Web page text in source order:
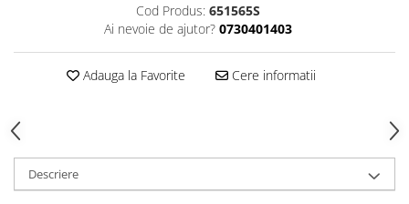
Cod Produs: 651565S
Ai nevoie de ajutor? 0730401403
Adauga la Favorite Cere informatii
Descriere